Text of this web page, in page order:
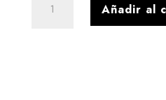
SPLIT
Añadir al